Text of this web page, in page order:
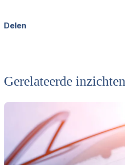
Delen
Gerelateerde inzichten